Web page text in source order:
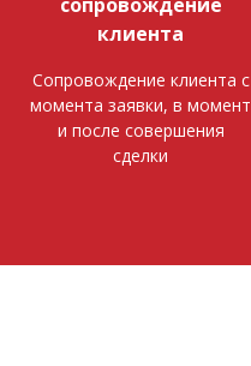
клиента
Сопровождение клиента с
момента заявки, в момент
и после совершения
сделки